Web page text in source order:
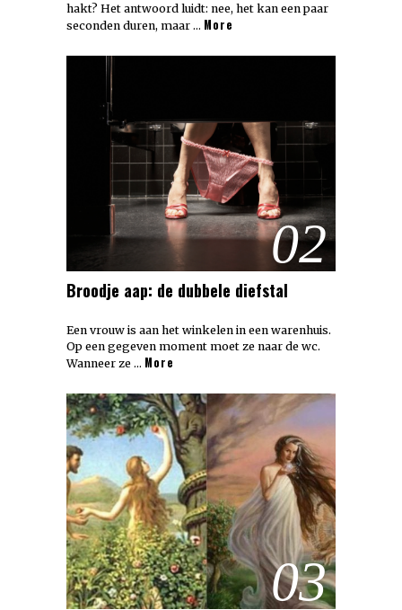
hakt? Het antwoord luidt: nee, het kan een paar
seconden duren, maar … More
02
Broodje aap: de dubbele diefstal
Een vrouw is aan het winkelen in een warenhuis.
Op een gegeven moment moet ze naar de wc.
Wanneer ze … More
03